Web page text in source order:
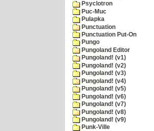
Psyclotron
Puc-Muc
Pulapka
Punctuation
Punctuation Put-On
Pungo
Pungoland Editor
Pungoland! (v1)
Pungoland! (v2)
Pungoland! (v3)
Pungoland! (v4)
Pungoland! (v5)
Pungoland! (v6)
Pungoland! (v7)
Pungoland! (v8)
Pungoland! (v9)
Punk-Ville